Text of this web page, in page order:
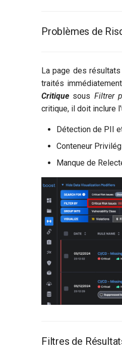
Problèmes de
La page des
traités
Critique sous Filtrer
critique, il doit inclure
Détection de PII
Conteneur
Manque de
Filtres de